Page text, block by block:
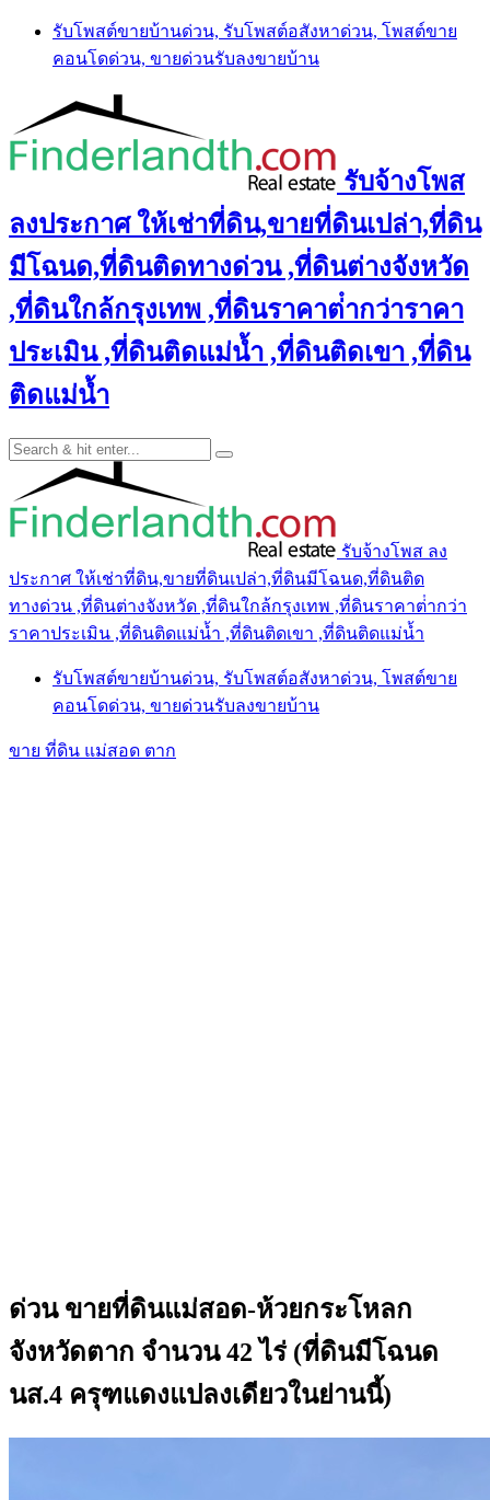
Skip
content
รับโพสต์ขายบ้านด่วน, รับโพสต์อสังหาด่วน, โพสต์ขาย
คอนโดด่วน, ขายด่วนรับลงขายบ้าน
รับจ้างโพส
ลงประกาศ ให้เช่าที่ดิน,ขายที่ดินเปล่า,ที่ดิน
มีโฉนด,ที่ดินติดทางด่วน ,ที่ดินต่างจังหวัด
,ที่ดินใกล้กรุงเทพ ,ที่ดินราคาต่ํากว่าราคา
ประเมิน ,ที่ดินติดแม่น้ำ ,ที่ดินติดเขา ,ที่ดิน
ติดแม่น้ำ
รับจ้างโพส ลง
ประกาศ ให้เช่าที่ดิน,ขายที่ดินเปล่า,ที่ดินมีโฉนด,ที่ดินติด
ทางด่วน ,ที่ดินต่างจังหวัด ,ที่ดินใกล้กรุงเทพ ,ที่ดินราคาต่ํากว่า
ราคาประเมิน ,ที่ดินติดแม่น้ำ ,ที่ดินติดเขา ,ที่ดินติดแม่น้ำ
รับโพสต์ขายบ้านด่วน, รับโพสต์อสังหาด่วน, โพสต์ขาย
คอนโดด่วน, ขายด่วนรับลงขายบ้าน
ขาย ที่ดิน แม่สอด ตาก
ด่วน ขายที่ดินแม่สอด-ห้วยกระโหลก
จังหวัดตาก จำนวน 42 ไร่ (ที่ดินมีโฉนด
นส.4 ครุฑแดงแปลงเดียวในย่านนี้)